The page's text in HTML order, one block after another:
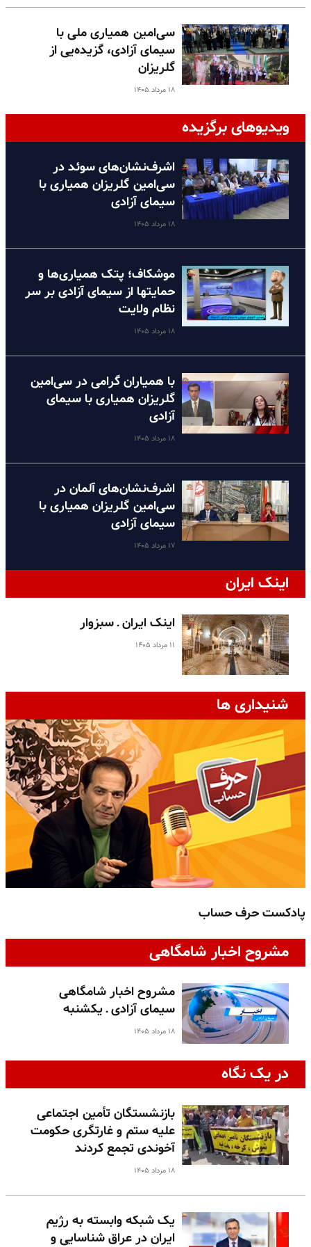
سی‌امین همیاری ملی با
سیمای آزادی، گزیده‌یی از
گلریزان
۱۸ مرداد ۱۴۰۵
ویدیوهای برگزیده
اشرف‌نشان‌های سوئد در
سی‌امین گلریزان همیاری با
سیمای آزادی
۱۸ مرداد ۱۴۰۵
موشکاف؛ پتک همیاری‌ها و
حمایتها از سیمای آزادی بر سر
نظام ولایت
۱۸ مرداد ۱۴۰۵
با همیاران گرامی در سی‌امین
گلریزان همیاری با سیمای
آزادی
۱۸ مرداد ۱۴۰۵
اشرف‌نشان‌های آلمان در
سی‌امین گلریزان همیاری با
سیمای آزادی
۱۷ مرداد ۱۴۰۵
اینک ایران
اینک ایران ـ سبزوار
۱۱ مرداد ۱۴۰۵
شنیداری ها
پادکست حرف حساب
مشروح اخبار شامگاهی
مشروح اخبار شامگاهی
سیمای آزادی ـ یکشنبه
۱۸ مرداد ۱۴۰۵
در یک نگاه
بازنشستگان تأمین اجتماعی
علیه ستم و غارتگری حکومت
آخوندی تجمع کردند
۱۸ مرداد ۱۴۰۵
یک شبکه وابسته به رژیم
ایران در عراق شناسایی و